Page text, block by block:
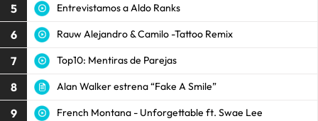
5 Entrevistamos a Aldo Ranks
6 Rauw Alejandro & Camilo -Tattoo Remix
7 Top10: Mentiras de Parejas
8 Alan Walker estrena “Fake A Smile”
9 French Montana - Unforgettable ft. Swae Lee